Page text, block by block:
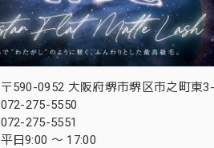
〒590-0952 大阪府堺市堺区市之町東
072-275-5550
072-275-5551
平日9:00 〜 17:00